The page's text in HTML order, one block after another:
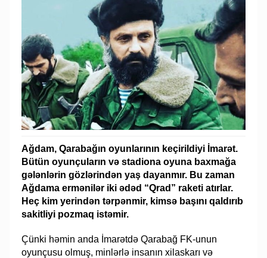
Ağdam, Qarabağın oyunlarının keçirildiyi İmarət.
Bütün oyunçuların və stadiona oyuna baxmağa
gələnlərin gözlərindən yaş dayanmır. Bu zaman
Ağdama ermənilər iki ədəd “Qrad” raketi atırlar.
Heç kim yerindən tərpənmir, kimsə başını qaldırıb
sakitliyi pozmaq istəmir.
Çünki həmin anda İmarətdə Qarabağ FK-unun
oyunçusu olmuş, minlərlə insanın xilaskarı və